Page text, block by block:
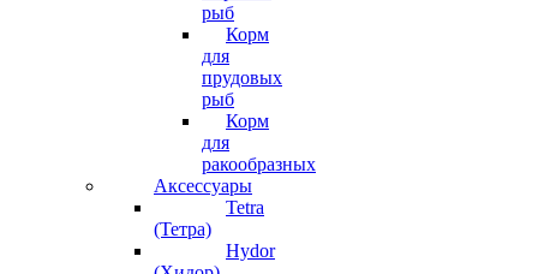
рыб
Корм
для
прудовых
рыб
Корм
для
ракообразных
Аксессуары
Tetra
(Тетра)
Hydor